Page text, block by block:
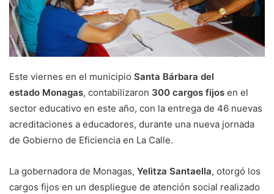
Este viernes en el municipio Santa Bárbara del
estado Monagas, contabilizaron 300 cargos fijos en el
sector educativo en este año, con la entrega de 46 nuevas
acreditaciones a educadores, durante una nueva jornada
de Gobierno de Eficiencia en La Calle.
La gobernadora de Monagas, Yelitza Santaella, otorgó los
cargos fijos en un despliegue de atención social realizado